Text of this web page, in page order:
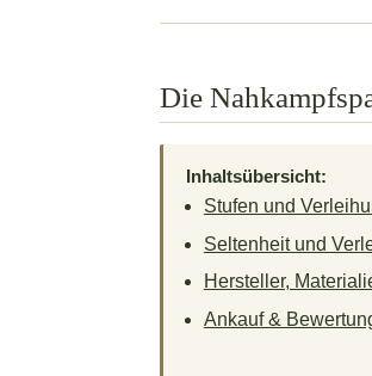
Die
Inhaltsübersicht:
Stufen und
Seltenheit und
Hersteller,
Ankauf &